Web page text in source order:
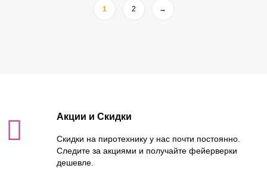
1 2 →
Акции и Скидки
Скидки на пиротехнику у нас почти постоянно.
Следите за акциями и получайте фейерверки
дешевле.